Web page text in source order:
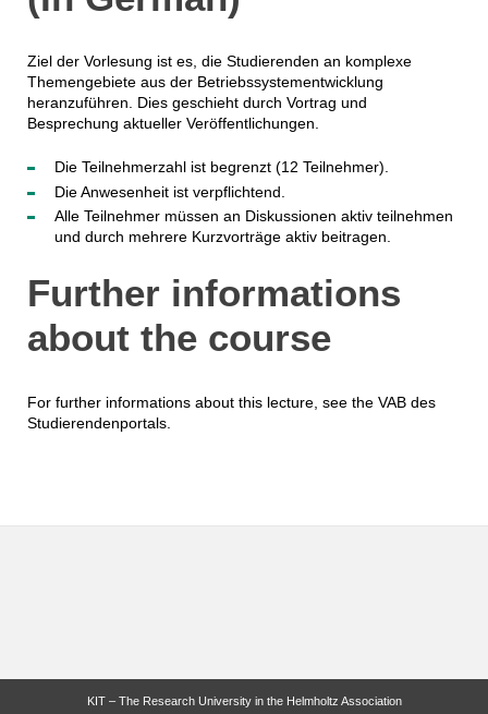
Ziel der Vorlesung ist es, die Studierenden an komplexe
Themengebiete aus der Betriebssystementwicklung
heranzuführen. Dies geschieht durch Vortrag und
Besprechung aktueller Veröffentlichungen.
Die Teilnehmerzahl ist begrenzt (12 Teilnehmer).
Die Anwesenheit ist verpflichtend.
Alle Teilnehmer müssen an Diskussionen aktiv teilnehmen
und durch mehrere Kurzvorträge aktiv beitragen.
Further informations
about the course
For further informations about this lecture, see the VAB des
Studierendenportals.
KIT – The Research University in the Helmholtz Association